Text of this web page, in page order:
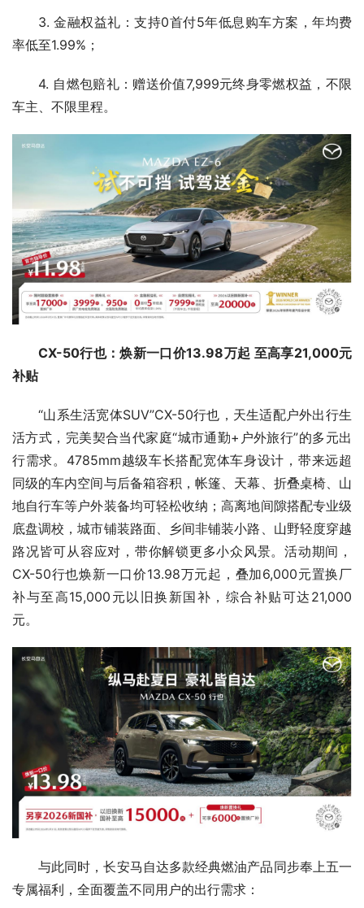
3. 金融权益礼：支持0首付5年低息购车方案，年均费
率低至1.99%；
4. 自燃包赔礼：赠送价值7,999元终身零燃权益，不限
车主、不限里程。
CX-50行也：焕新一口价13.98万起 至高享21,000元
补贴
“山系生活宽体SUV”CX-50行也，天生适配户外出行生
活方式，完美契合当代家庭“城市通勤+户外旅行”的多元出
行需求。4785mm越级车长搭配宽体车身设计，带来远超
同级的车内空间与后备箱容积，帐篷、天幕、折叠桌椅、山
地自行车等户外装备均可轻松收纳；高离地间隙搭配专业级
底盘调校，城市铺装路面、乡间非铺装小路、山野轻度穿越
路况皆可从容应对，带你解锁更多小众风景。活动期间，
CX-50行也焕新一口价13.98万元起，叠加6,000元置换厂
补与至高15,000元以旧换新国补，综合补贴可达21,000
元。
与此同时，长安马自达多款经典燃油产品同步奉上五一
专属福利，全面覆盖不同用户的出行需求：